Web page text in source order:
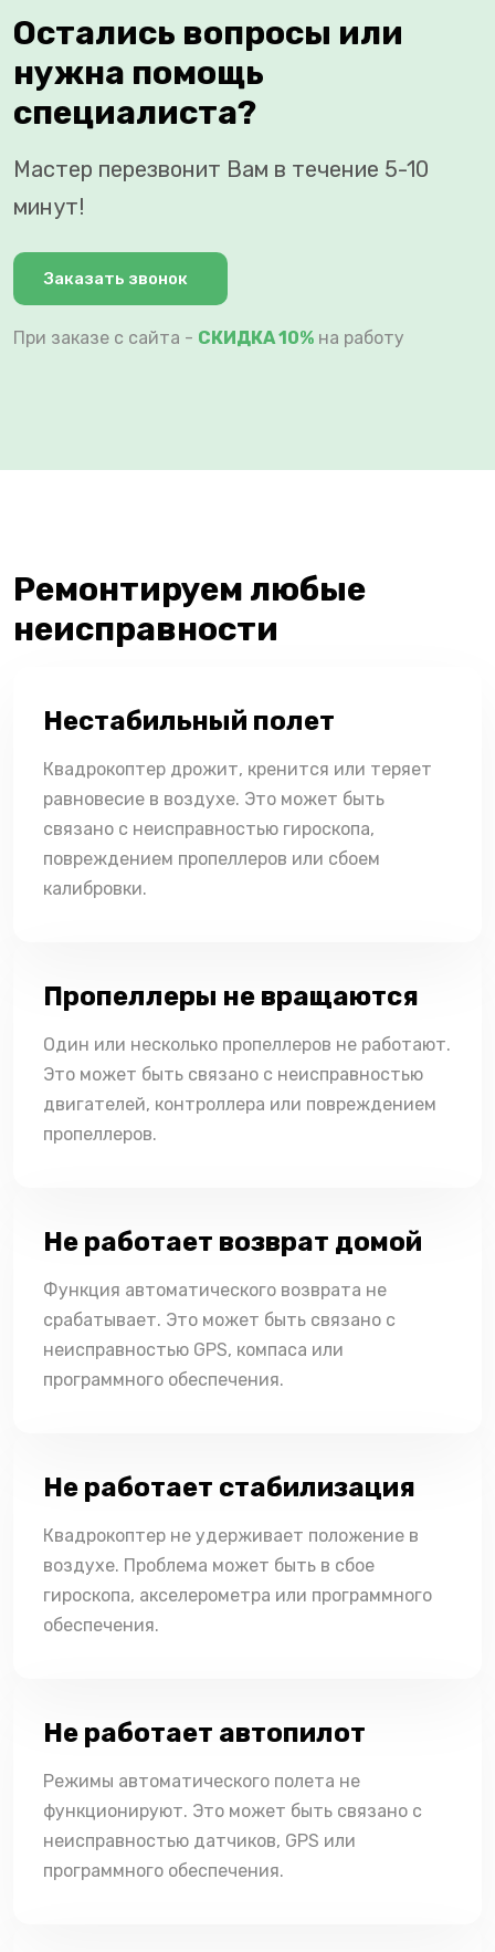
Остались вопросы или
нужна помощь
специалиста?
Мастер перезвонит Вам в течение 5-10
минут!
Заказать звонок
При заказе с сайта - СКИДКА 10% на работу
Ремонтируем любые
неисправности
Нестабильный полет
Квадрокоптер дрожит, кренится или теряет
равновесие в воздухе. Это может быть
связано с неисправностью гироскопа,
повреждением пропеллеров или сбоем
калибровки.
Пропеллеры не вращаются
Один или несколько пропеллеров не работают.
Это может быть связано с неисправностью
двигателей, контроллера или повреждением
пропеллеров.
Не работает возврат домой
Функция автоматического возврата не
срабатывает. Это может быть связано с
неисправностью GPS, компаса или
программного обеспечения.
Не работает стабилизация
Квадрокоптер не удерживает положение в
воздухе. Проблема может быть в сбое
гироскопа, акселерометра или программного
обеспечения.
Не работает автопилот
Режимы автоматического полета не
функционируют. Это может быть связано с
неисправностью датчиков, GPS или
программного обеспечения.